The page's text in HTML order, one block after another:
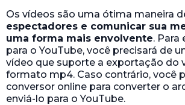
Os vídeos são uma ótima maneira
espectadores e comunicar sua
uma forma mais envolvente. Para
para o YouTube, você precisará de
vídeo que suporte a exportação do
formato mp4. Caso contrário, você
conversor online para converter o
enviá-lo para o YouTube.